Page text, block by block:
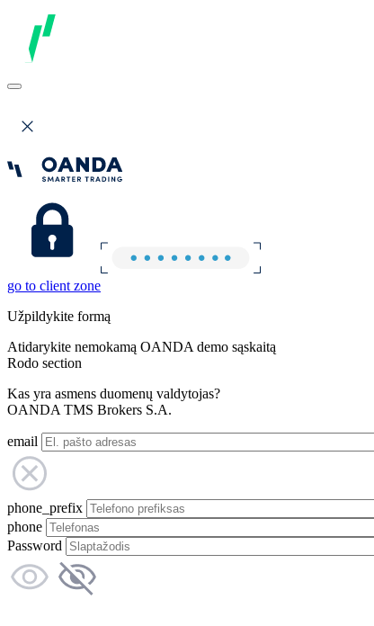
go to client zone
Užpildykite formą
Atidarykite nemokamą OANDA demo sąskaitą
Rodo section
Kas yra asmens duomenų valdytojas?
OANDA TMS Brokers S.A.
email
phone_prefix
phone
Password